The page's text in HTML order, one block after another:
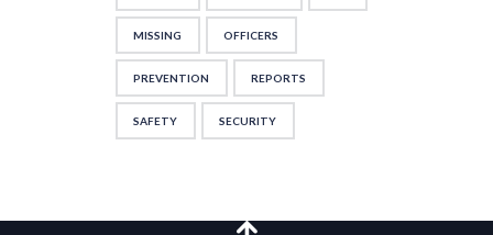
MISSING OFFICERS
PREVENTION REPORTS
SAFETY SECURITY